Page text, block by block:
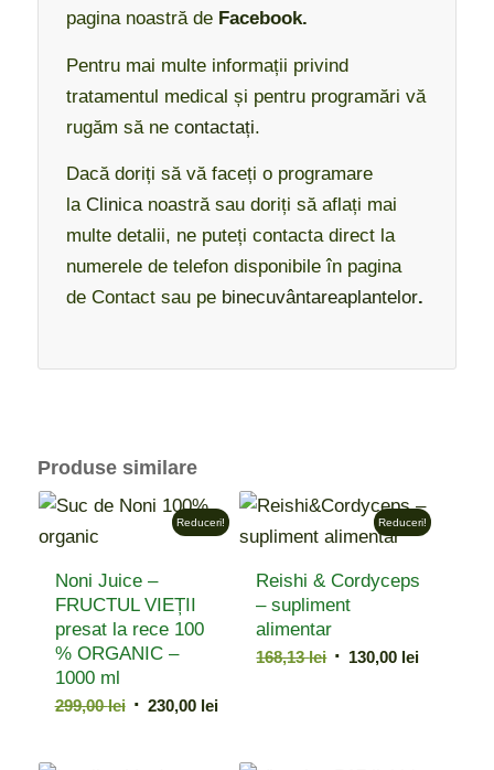
pagina noastră de Facebook.
Pentru mai multe informații privind
tratamentul medical și pentru programări vă
rugăm să ne contactați.
Dacă doriți să vă faceți o programare
la Clinicanoastră sau doriți să aflați mai
multe detalii, ne puteți contacta direct la
numerele de telefon disponibile în pagina
de Contact sau pe binecuvântareaplantelor.
Produse similare
Noni Juice –
FRUCTUL VIEȚII
presat la rece 100
% ORGANIC –
1000 ml
299,00lei Prețul
230,00 leiPrețul
Reduceri!
Reishi & Cordyceps
– supliment
alimentar
168,13lei Prețul
130,00 leiPrețul
Reduceri!